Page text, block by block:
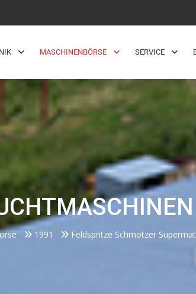
MASCHINENBÖRSE SERVICE
1991 Feldspritze Schmotzer